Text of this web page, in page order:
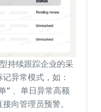
持续跟踪企业的采
异常模式，如：
” 、单日异常高额
向管理员预警。